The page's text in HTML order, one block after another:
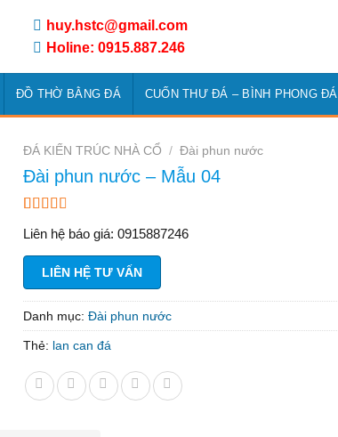
huy.hstc@gmail.com
Holine: 0915.887.246
ĐỒ THỜ BẰNG ĐÁ CUỐN THƯ ĐÁ – BÌNH PHONG ĐÁ
ĐÁ KIẾN TRÚC NHÀ CỔ / Đài phun nước
Đài phun nước – Mẫu 04
trên 5
dựa
trên
đánh
Liên hệ báo giá: 0915887246
LIÊN HỆ TƯ VẤN
Danh mục: Đài phun nước
Thẻ: lan can đá